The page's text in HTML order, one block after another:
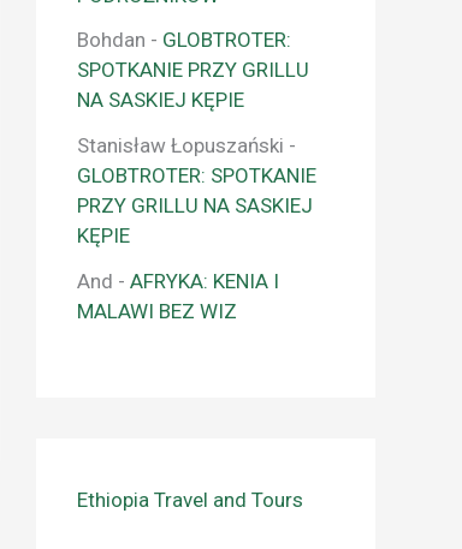
Bohdan - GLOBTROTER:
SPOTKANIE PRZY GRILLU
NA SASKIEJ KĘPIE
Stanisław Łopuszański -
GLOBTROTER: SPOTKANIE
PRZY GRILLU NA SASKIEJ
KĘPIE
And - AFRYKA: KENIA I
MALAWI BEZ WIZ
Ethiopia Travel and Tours